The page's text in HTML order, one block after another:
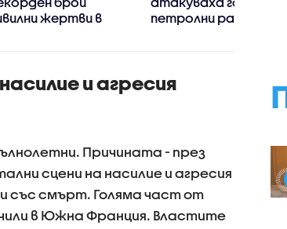
жертви в
петролни рафинерии
(ВИДЕО+СНИМКА)
и агресия
Причината - през
сцени на насилие и агресия
със смърт. Голяма част от
в Южна Франция. Властите